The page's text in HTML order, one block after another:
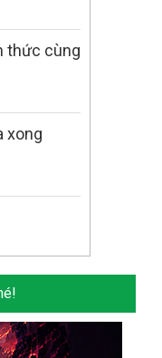
thức cùng
xong